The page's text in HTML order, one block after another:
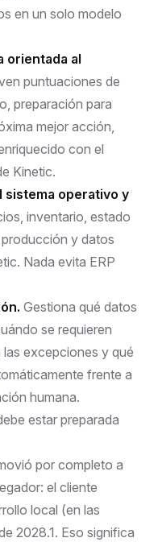
en un solo modelo
orientada al
puntuaciones de
preparación para
mejor acción,
con el
Kinetic.
sistema operativo y
inventario, estado
y datos
Nada evita ERP
Gestiona qué datos
se requieren
excepciones y qué
frente a
humana.
estar preparada
por completo a
el cliente
local (en las
2028.1. Eso significa